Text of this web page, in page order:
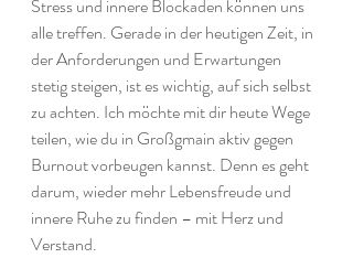
Stress und innere Blockaden können uns
alle treffen. Gerade in der heutigen Zeit, in
der Anforderungen und Erwartungen
stetig steigen, ist es wichtig, auf sich selbst
zu achten. Ich möchte mit dir heute Wege
teilen, wie du in Großgmain aktiv gegen
Burnout vorbeugen kannst. Denn es geht
darum, wieder mehr Lebensfreude und
innere Ruhe zu finden – mit Herz und
Verstand.